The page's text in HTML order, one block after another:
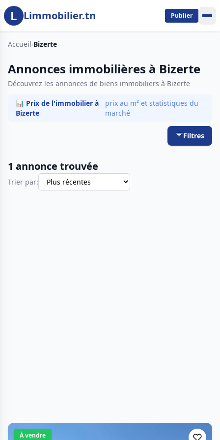
Aller au contenu principal
L Limmobilier.tn Publier
Accueil›Bizerte
Annonces immobilières à Bizerte
Découvrez les annonces de biens immobiliers à Bizerte
📊 Prix de l'immobilier à
Bizerte
prix au m² et statistiques du
marché
Filtres
1 annonce trouvée
Trier par:
À vendre